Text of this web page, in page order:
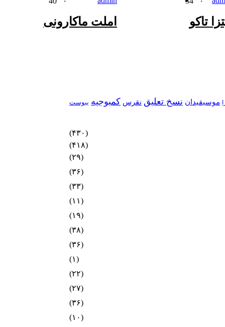
تاکو املت ماکارونی
موسیقیدان نسخ تعلیق نقرس کمبوجیه یبوست
(۴۳۰)
(۴۱۸)
(۲۹)
(۳۶)
(۳۳)
(۱۱)
(۱۹)
(۳۸)
(۳۶)
(۱)
(۲۲)
(۲۷)
(۳۶)
(۱۰)